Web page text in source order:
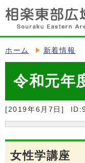
ホーム 新着情報
令和元年
[2019年6月7日]
女性学講座